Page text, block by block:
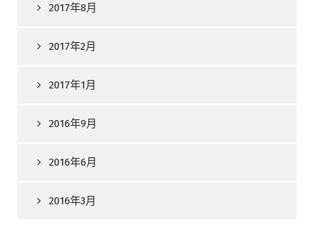
2017年8月
2017年2月
2017年1月
2016年9月
2016年6月
2016年3月